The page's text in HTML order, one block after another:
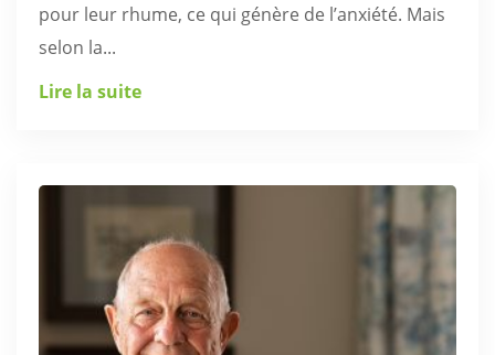
pour leur rhume, ce qui génère de l’anxiété. Mais
selon la...
Lire la suite